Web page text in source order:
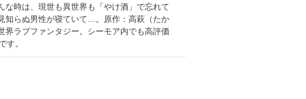
な時は、現世も異世界も「やけ酒」で忘れて
知らぬ男性が寝ていて…。原作：高萩（たか
ラブファンタジー。シーモア内でも高評価
す。